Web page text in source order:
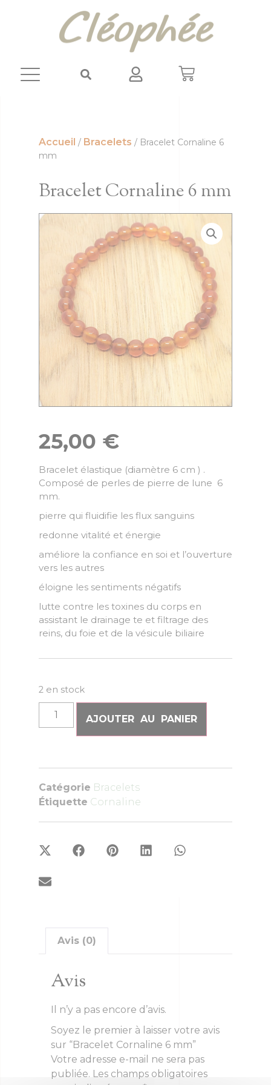
Accueil / Bracelets / Bracelet Cornaline 6
mm
Bracelet Cornaline 6 mm
25,00 €
Bracelet élastique (diamètre 6 cm ) .
Composé de perles de pierre de lune 6
mm.
pierre qui fluidifie les flux sanguins
redonne vitalité et énergie
améliore la confiance en soi et l’ouverture
vers les autres
éloigne les sentiments négatifs
lutte contre les toxines du corps en
assistant le drainage te et filtrage des
reins, du foie et de la vésicule biliaire
2 en stock
AJOUTER AU PANIER
Catégorie Bracelets
Étiquette Cornaline
Avis (0)
Avis
Il n’y a pas encore d’avis.
Soyez le premier à laisser votre avis
sur “Bracelet Cornaline 6 mm”
Votre adresse e-mail ne sera pas
publiée. Les champs obligatoires